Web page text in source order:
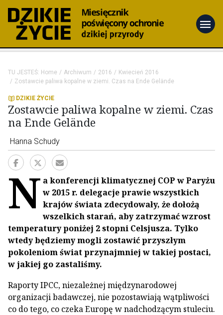
menu
TU JESTEŚ: Home Archiwum 2016
Kwiecień 2016
Zostawcie paliwa kopalne w ziemi. Czas na Ende Gelände
DZIKIE ŻYCIE
Zostawcie paliwa kopalne w ziemi. Czas
na Ende Gelände
Hanna Schudy
N a konferencji klimatycznej COP w Paryżu
w 2015 r. delegacje prawie wszystkich
krajów świata zdecydowały, że dołożą
wszelkich starań, aby zatrzymać wzrost
temperatury poniżej 2 stopni Celsjusza. Tylko
wtedy będziemy mogli zostawić przyszłym
pokoleniom świat przynajmniej w takiej postaci,
w jakiej go zastaliśmy.
Raporty IPCC, niezależnej międzynarodowej
organizacji badawczej, nie pozostawiają wątpliwości
co do tego, co czeka Europę w nadchodzącym stuleciu.